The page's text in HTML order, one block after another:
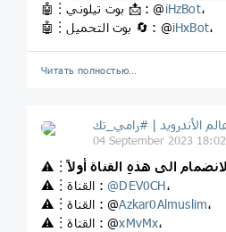
🤖︙بوت تيلوني 📩 : @iHzBot،
🤖︙بوت التحميل 🔄 : @iHxBot،
Читать полностью…
04 September 2023 18:02
⚠️︙
⚠️︙القناة : @DEV0CH،
⚠️︙القناة : @Azkar0Almuslim،
⚠️︙القناة : @xMvMx،